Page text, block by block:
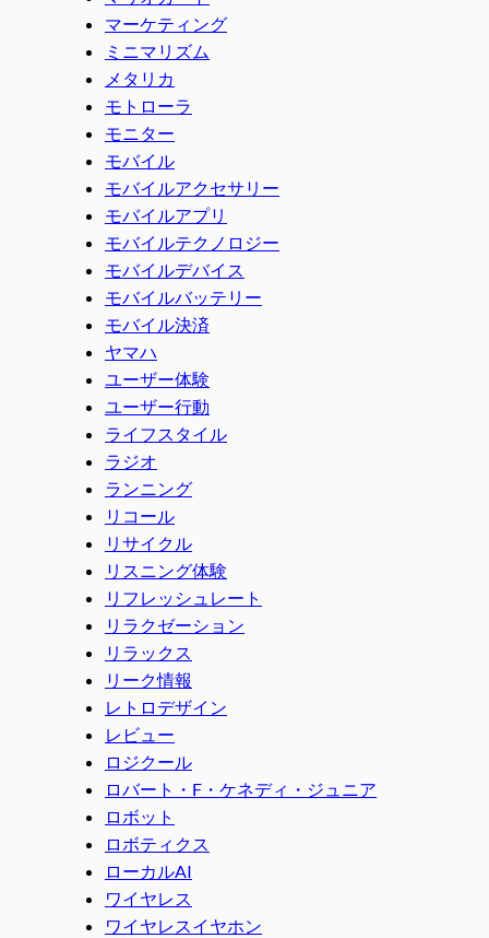
マーケティング
ミニマリズム
メタリカ
モトローラ
モニター
モバイル
モバイルアクセサリー
モバイルアプリ
モバイルテクノロジー
モバイルデバイス
モバイルバッテリー
モバイル決済
ヤマハ
ユーザー体験
ユーザー行動
ライフスタイル
ラジオ
ランニング
リコール
リサイクル
リスニング体験
リフレッシュレート
リラクゼーション
リラックス
リーク情報
レトロデザイン
レビュー
ロジクール
ロバート・F・ケネディ・ジュニア
ロボット
ロボティクス
ローカルAI
ワイヤレス
ワイヤレスイヤホン